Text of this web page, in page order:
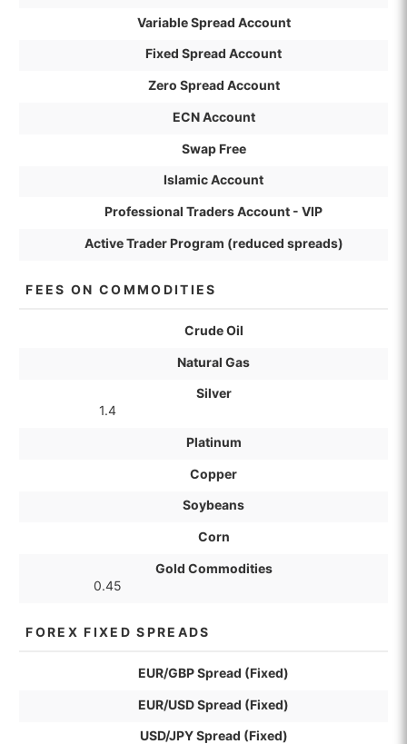
Variable Spread Account
Fixed Spread Account
Zero Spread Account
ECN Account
Swap Free
Islamic Account
Professional Traders Account - VIP
Active Trader Program (reduced spreads)
FEES ON COMMODITIES
Crude Oil
Natural Gas
Silver
1.4
Platinum
Copper
Soybeans
Corn
Gold Commodities
0.45
FOREX FIXED SPREADS
EUR/GBP Spread (Fixed)
EUR/USD Spread (Fixed)
USD/JPY Spread (Fixed)